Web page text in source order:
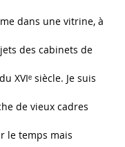
dans une vitrine, à
des cabinets de
XVIᵉ siècle. Je suis
de vieux cadres
le temps mais